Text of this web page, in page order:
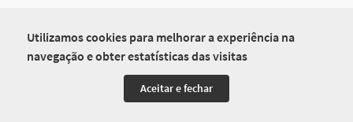
Utilizamos cookies para melhorar a experiência na
navegação e obter estatísticas das visitas
Aceitar e fechar